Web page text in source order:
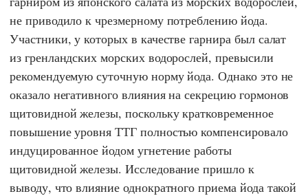
не приводило к чрезмерному потреблению йода.
Участники, у которых в качестве гарнира был салат
из гренландских морских водорослей, превысили
рекомендуемую суточную норму йода. Однако это не
оказало негативного влияния на секрецию гормонов
щитовидной железы, поскольку кратковременное
повышение уровня ТТГ полностью компенсировало
индуцированное йодом угнетение работы
щитовидной железы. Исследование пришло к
выводу, что влияние однократного приема йода такой